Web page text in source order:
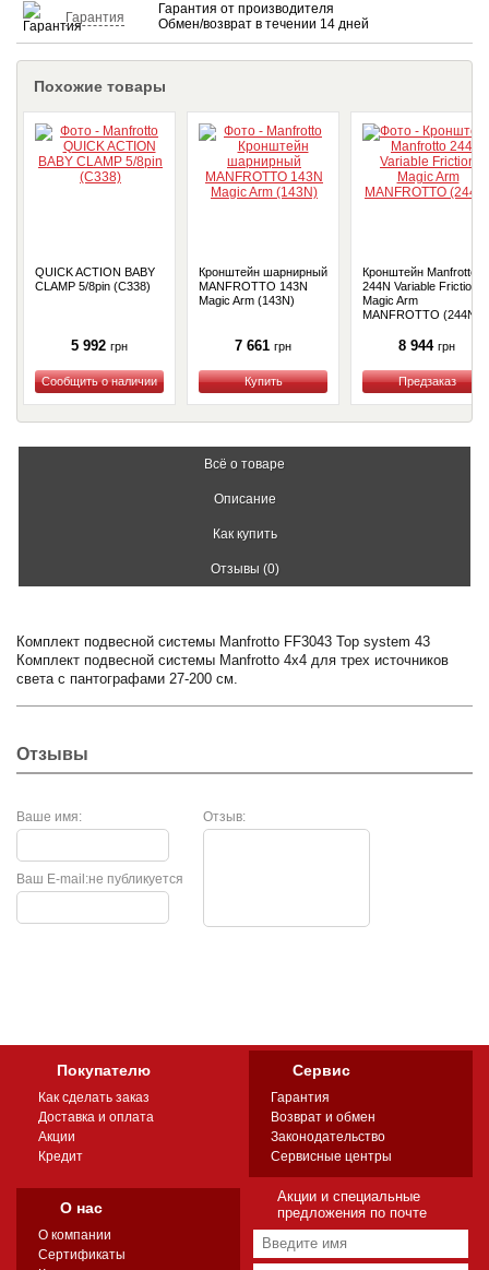
Гарантия
Гарантия от производителя
Обмен/возврат в течении 14 дней
Похожие товары
QUICK ACTION BABY
CLAMP 5/8pin (C338)
5 992 грн
Купить
Кронштейн шарнирный
MANFROTTO 143N
Magic Arm (143N)
7 661 грн
Купить
Кронштейн Manfrotto
244N Variable Friction
Magic Arm
MANFROTTO (244N)
8 944 грн
Купить
Всё о товаре
Описание
Как купить
Отзывы (0)
Комплект подвесной системы Manfrotto FF3043 Top system 43
Комплект подвесной системы Manfrotto 4х4 для трех источников
света с пантографами 27-200 см.
Отзывы
Ваше имя: Отзыв:
не публикуется
Ваш E-mail:
Покупателю
Как сделать заказ
Доставка и оплата
Акции
Кредит
Сервис
Гарантия
Возврат и обмен
Законодательство
Сервисные центры
О нас
О компании
Сертификаты
Акции и специальные
предложения по почте